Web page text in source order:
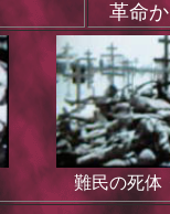
革命か
難民の死体